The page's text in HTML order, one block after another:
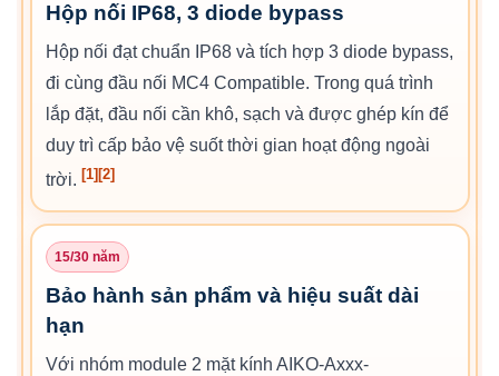
Hộp nối IP68, 3 diode bypass
Hộp nối đạt chuẩn IP68 và tích hợp 3 diode bypass,
đi cùng đầu nối MC4 Compatible. Trong quá trình
lắp đặt, đầu nối cần khô, sạch và được ghép kín để
duy trì cấp bảo vệ suốt thời gian hoạt động ngoài
trời. [1] [2]
15/30 năm
Bảo hành sản phẩm và hiệu suất dài
hạn
Với nhóm module 2 mặt kính AIKO-Axxx-